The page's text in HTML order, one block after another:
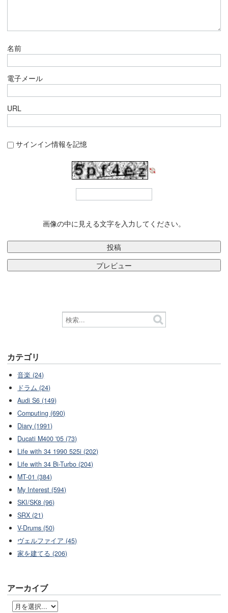
名前
電子メール
URL
サインイン情報を記憶
画像の中に見える文字を入力してください。
カテゴリ
音楽 (24)
ドラム (24)
Audi S6 (149)
Computing (690)
Diary (1991)
Ducati M400 '05 (73)
Life with 34 1990 525i (202)
Life with 34 Bi-Turbo (204)
MT-01 (384)
My Interest (594)
SKI/SK8 (96)
SRX (21)
V-Drums (50)
ヴェルファイア (45)
家を建てる (206)
アーカイブ